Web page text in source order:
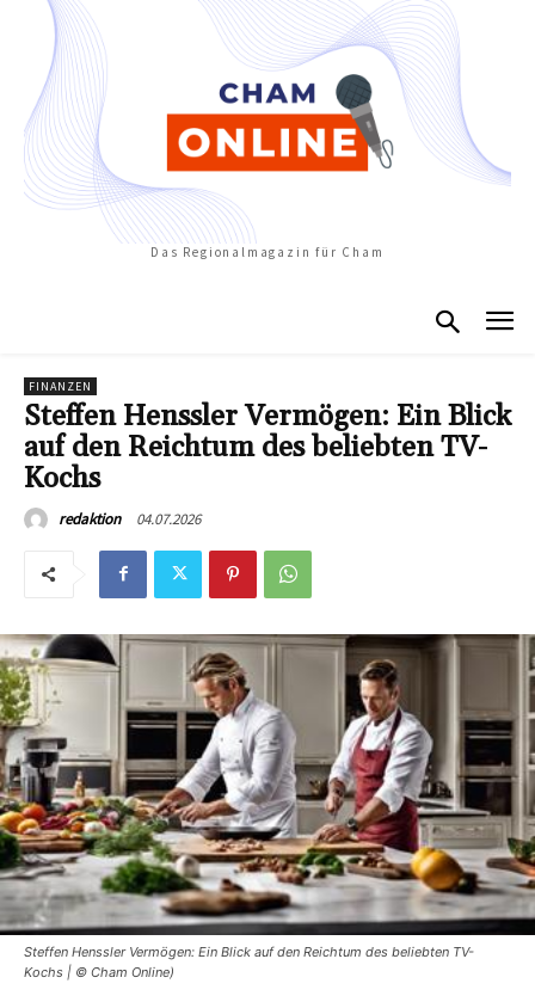
Das Regionalmagazin für Cham
FINANZEN
Steffen Henssler Vermögen: Ein Blick
auf den Reichtum des beliebten TV-
Kochs
redaktion 04.07.2026
Steffen Henssler Vermögen: Ein Blick auf den Reichtum des beliebten TV-
Kochs | © Cham Online)